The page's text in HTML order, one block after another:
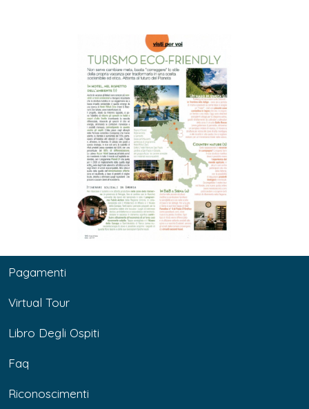
Pagamenti
Virtual Tour
Libro Degli Ospiti
Faq
Riconoscimenti